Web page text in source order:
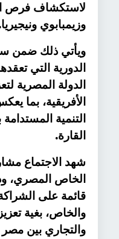
لاستكشاف فرص
وزيمبابوي ونيجيريا
ويأتي ذلك ضمن
الدورية التي
الدولة المصرية
الأفريقية، بما
التنمية
القارة.
شهد الاجتماع
الخاص المصري،
قائمة على
والخاص، بغية
والتجاري بين مصر